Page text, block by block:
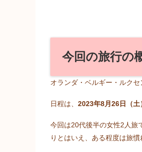
今回の旅行の
オランダ・ベルギー・ルク
日程は、 2023年8月26日（土
今回は20代後半の女性2人旅
りとはいえ、ある程度は旅